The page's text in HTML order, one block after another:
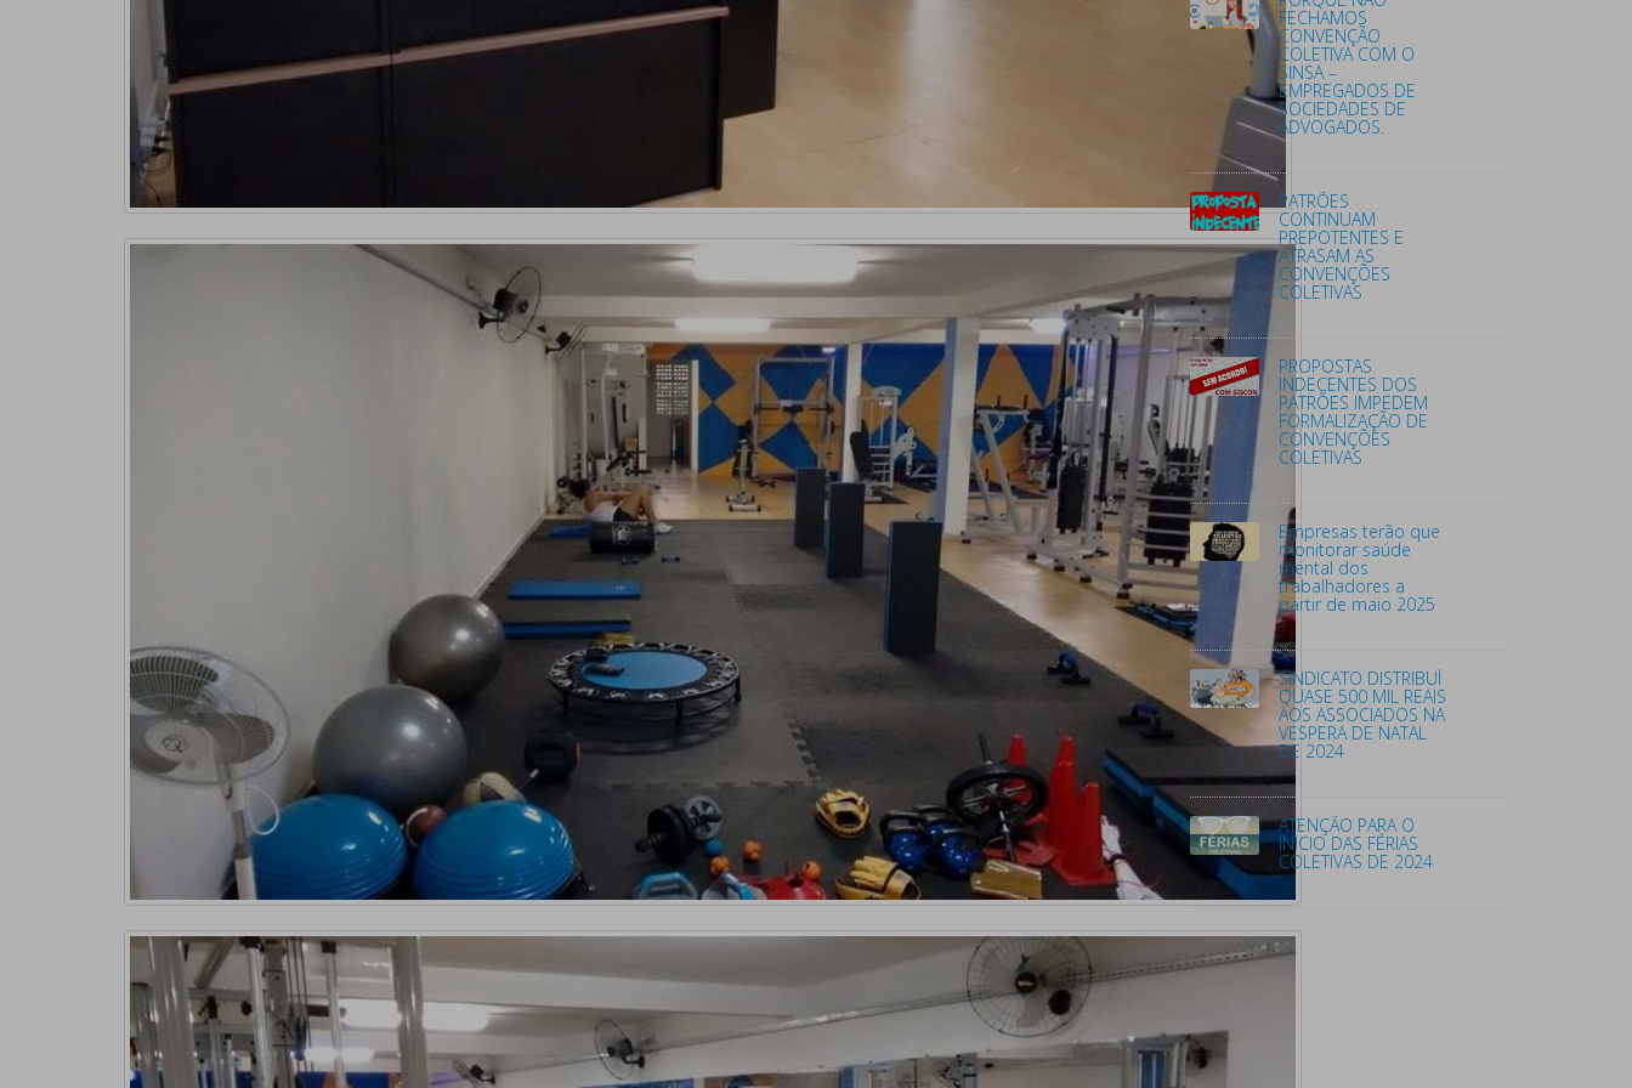
FECHAMOS
CONVENÇÃO
COLETIVA COM O
SINSA –
EMPREGADOS DE
SOCIEDADES DE
ADVOGADOS.
PATRÕES
CONTINUAM
PREPOTENTES E
ATRASAM AS
CONVENÇÕES
COLETIVAS
PROPOSTAS
INDECENTES DOS
PATRÕES IMPEDEM
FORMALIZAÇÃO DE
CONVENÇÕES
COLETIVAS
Empresas terão que
monitorar saúde
mental dos
trabalhadores a
partir de maio 2025
SINDICATO DISTRIBUÍ
QUASE 500 MIL REAIS
AOS ASSOCIADOS NA
VESPERA DE NATAL
DE 2024
ATENÇÃO PARA O
INICIO DAS FÉRIAS
COLETIVAS DE 2024